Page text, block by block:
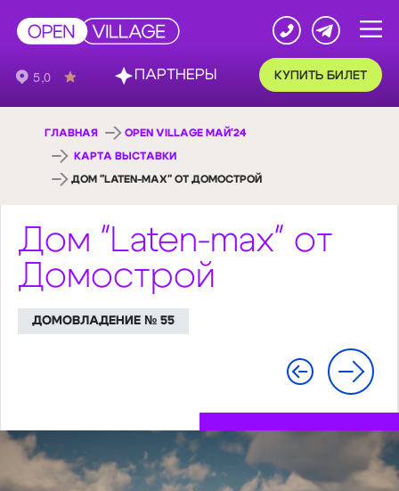
КУПИТЬ БИЛЕТ
ГЛАВНАЯ OPEN VILLAGE МАЙ'24
КАРТА ВЫСТАВКИ
ДОМ "LATEN-MAX" ОТ ДОМОСТРОЙ
Дом "Laten-max" от
Домострой
ДОМОВЛАДЕНИЕ № 55